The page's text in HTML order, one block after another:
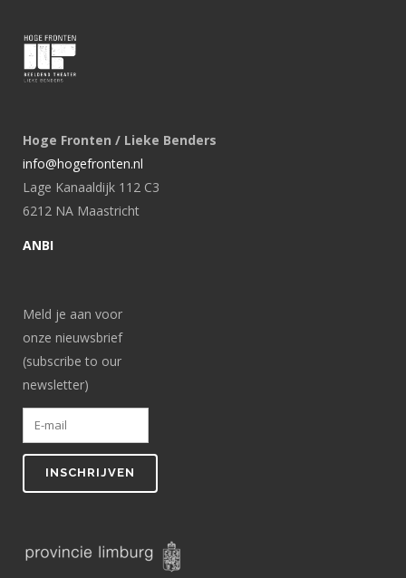
Hoge Fronten / Lieke Benders
info@hogefronten.nl
Lage Kanaaldijk 112 C3
6212 NA Maastricht
ANBI
Meld je aan voor
onze nieuwsbrief
(subscribe to our
newsletter)